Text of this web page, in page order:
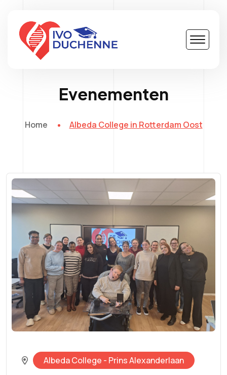
Evenementen
Home Albeda College in Rotterdam Oost
Albeda College - Prins Alexanderlaan